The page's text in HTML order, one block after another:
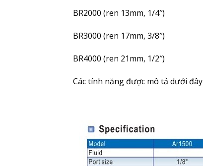
BR2000 (ren 13mm, 1/4″)
BR3000 (ren 17mm, 3/8″)
BR4000 (ren 21mm, 1/2″)
Các tính năng được mô tả dưới đây